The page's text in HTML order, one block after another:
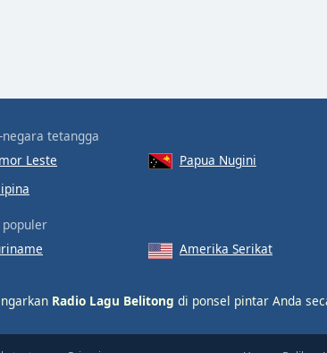
negara tetangga
Leste
Papua Nugini
populer
Amerika Serikat
Radio Lagu Belitong di ponsel pintar Anda